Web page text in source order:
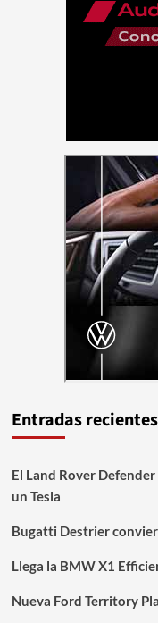
Entradas recientes
El Land Rover
un Tesla
Bugatti Destrier
Llega la BMW X1
Nueva Ford Territory